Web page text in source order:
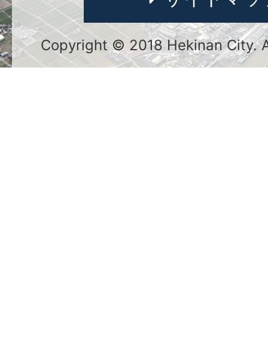
Copyright © 2018 Hekinan City.